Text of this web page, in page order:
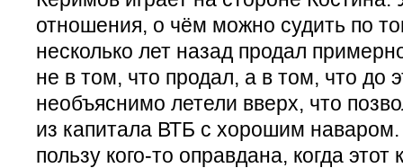
отношения, о чём можно судить по
несколько лет назад продал
не в том, что продал, а в том, что до
необъяснимо летели вверх, что
из капитала ВТБ с хорошим наваром.
пользу кого-то оправдана, когда этот